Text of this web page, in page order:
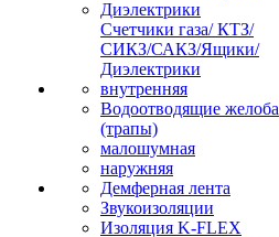
Счетчики газа/ КТЗ/
СИКЗ/САКЗ/Ящики/
Диэлектрики
внутренняя
Водоотводящие желоба
(трапы)
малошумная
наружняя
Демферная лента
Звукоизоляции
Изоляция K-FLEX